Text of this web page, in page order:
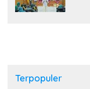
Terpopuler